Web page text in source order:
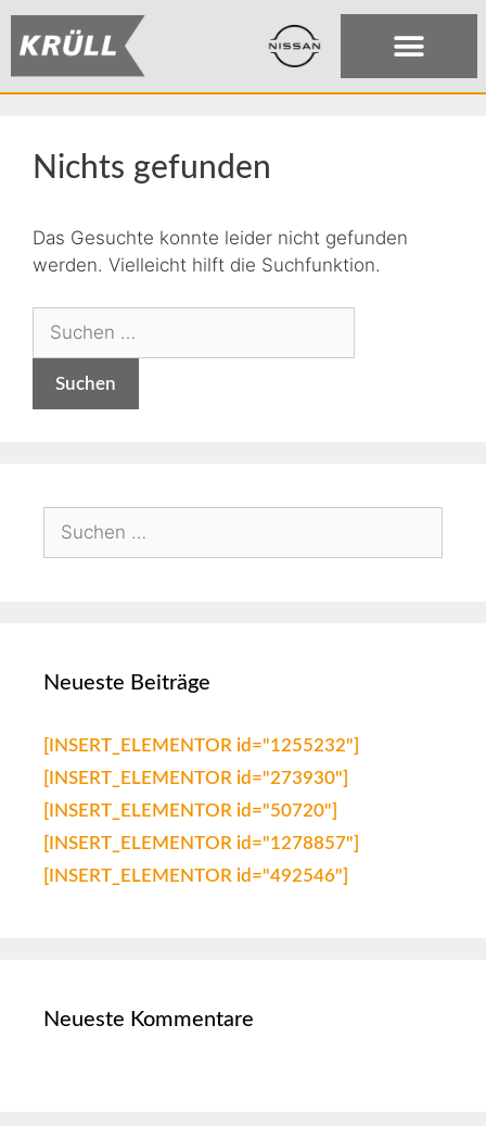
Nichts gefunden
Das Gesuchte konnte leider nicht gefunden
werden. Vielleicht hilft die Suchfunktion.
Neueste Beiträge
[INSERT_ELEMENTOR id="1255232"]
[INSERT_ELEMENTOR id="273930"]
[INSERT_ELEMENTOR id="50720"]
[INSERT_ELEMENTOR id="1278857"]
[INSERT_ELEMENTOR id="492546"]
Neueste Kommentare